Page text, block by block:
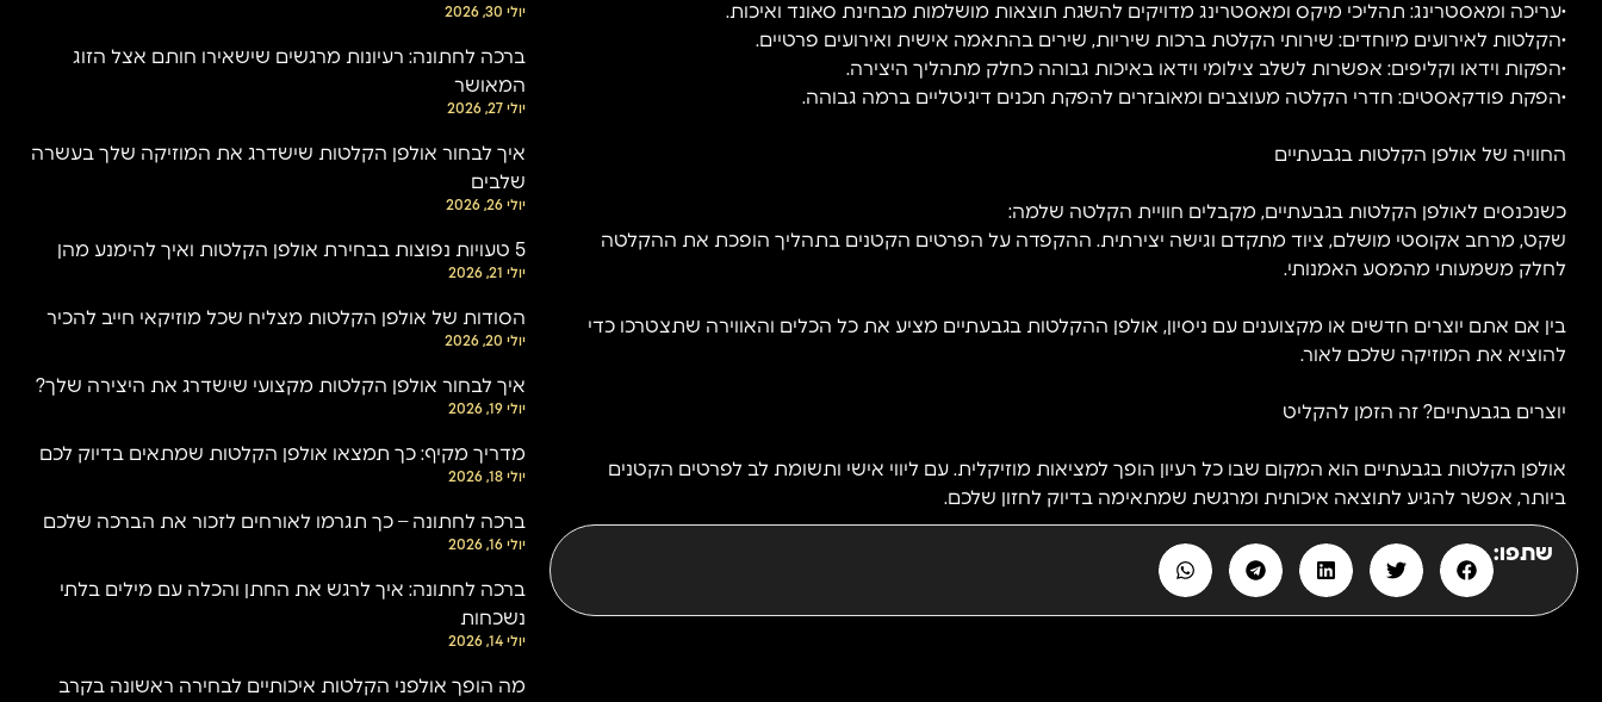
•עריכה ומאסטרינג: תהליכי מיקס ומאסטרינג מדויקים להשגת תוצאות מושלמות מבחינת סאונד ואיכות.
•הקלטות לאירועים מיוחדים: שירותי הקלטת ברכות שיריות, שירים בהתאמה אישית ואירועים פרטיים.
•הפקות וידאו וקליפים: אפשרות לשלב צילומי וידאו באיכות גבוהה כחלק מתהליך היצירה.
•הפקת פודקאסטים: חדרי הקלטה מעוצבים ומאובזרים להפקת תכנים דיגיטליים ברמה גבוהה.
החוויה של אולפן הקלטות בגבעתיים
כשנכנסים לאולפן הקלטות בגבעתיים, מקבלים חוויית הקלטה שלמה:
שקט, מרחב אקוסטי מושלם, ציוד מתקדם וגישה יצירתית. ההקפדה על הפרטים הקטנים בתהליך הופכת את ההקלטה
לחלק משמעותי מהמסע האמנותי.
בין אם אתם יוצרים חדשים או מקצוענים עם ניסיון, אולפן ההקלטות בגבעתיים מציע את כל הכלים והאווירה שתצטרכו כדי
להוציא את המוזיקה שלכם לאור.
יוצרים בגבעתיים? זה הזמן להקליט
אולפן הקלטות בגבעתיים הוא המקום שבו כל רעיון הופך למציאות מוזיקלית. עם ליווי אישי ותשומת לב לפרטים הקטנים
ביותר, אפשר להגיע לתוצאה איכותית ומרגשת שמתאימה בדיוק לחזון שלכם.
שתפו:
יולי 30, 2026
ברכה לחתונה: רעיונות מרגשים שישאירו חותם אצל הזוג
המאושר
יולי 27, 2026
איך לבחור אולפן הקלטות שישדרג את המוזיקה שלך בעשרה
שלבים
יולי 26, 2026
5 טעויות נפוצות בבחירת אולפן הקלטות ואיך להימנע מהן
יולי 21, 2026
הסודות של אולפן הקלטות מצליח שכל מוזיקאי חייב להכיר
יולי 20, 2026
איך לבחור אולפן הקלטות מקצועי שישדרג את היצירה שלך?
יולי 19, 2026
מדריך מקיף: כך תמצאו אולפן הקלטות שמתאים בדיוק לכם
יולי 18, 2026
ברכה לחתונה – כך תגרמו לאורחים לזכור את הברכה שלכם
יולי 16, 2026
ברכה לחתונה: איך לרגש את החתן והכלה עם מילים בלתי
נשכחות
יולי 14, 2026
מה הופך אולפני הקלטות איכותיים לבחירה ראשונה בקרב